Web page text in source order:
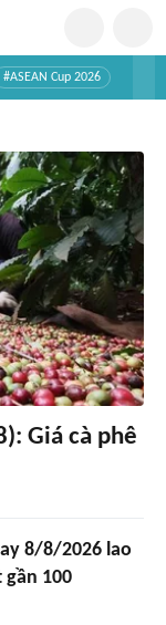
#ASEAN Cup 2026
Giá cà phê
8/8/2026 lao
gần 100